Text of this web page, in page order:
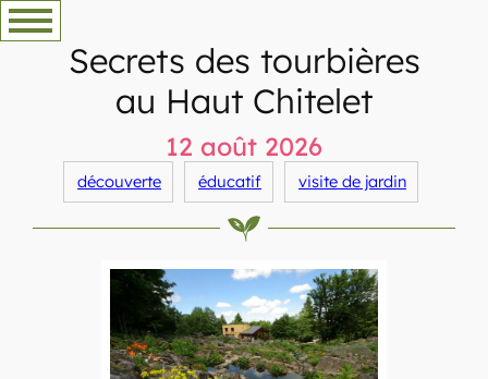
Aller
au
Secrets des tourbières
au Haut Chitelet
12 août 2026
découverte éducatif visite de jardin